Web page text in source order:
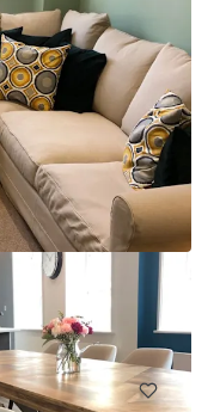
D12 DKX4, IE
中